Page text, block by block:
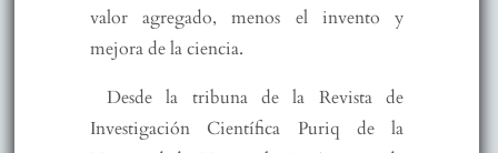
valor agregado, menos el invento y
mejora de la ciencia.
Desde la tribuna de la Revista de
Investigación Científica Puriq de la